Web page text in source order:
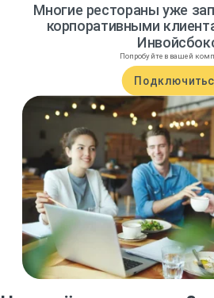
Многие рестораны уже
корпоративными
Попробуйте в вашей